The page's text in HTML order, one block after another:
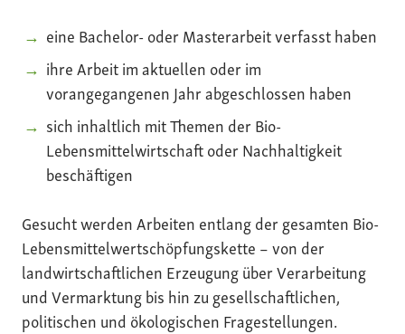
eine Bachelor- oder Masterarbeit verfasst haben
ihre Arbeit im aktuellen oder im
vorangegangenen Jahr abgeschlossen haben
sich inhaltlich mit Themen der Bio-
Lebensmittelwirtschaft oder Nachhaltigkeit
beschäftigen
Gesucht werden Arbeiten entlang der gesamten Bio-
Lebensmittelwertschöpfungskette – von der
landwirtschaftlichen Erzeugung über Verarbeitung
und Vermarktung bis hin zu gesellschaftlichen,
politischen und ökologischen Fragestellungen.